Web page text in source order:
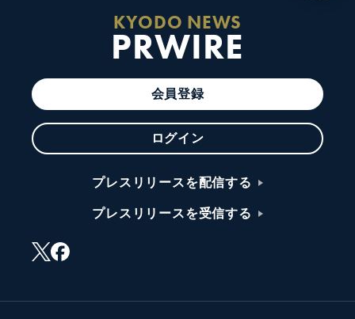
KYODO NEWS
PRWIRE
会員登録
ログイン
プレスリリースを配信する
プレスリリースを受信する